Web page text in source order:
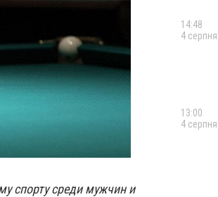
спорту среди мужчин и
14:48
4 серпня
13:00
4 серпня